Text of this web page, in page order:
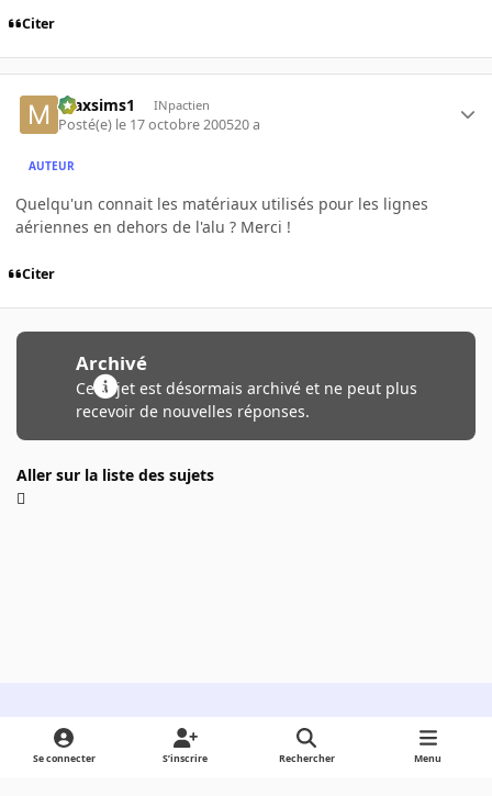
Citer
maxsims1 INpactien
Posté(e) le 17 octobre 200520 a
AUTEUR
Quelqu'un connait les matériaux utilisés pour les lignes
aériennes en dehors de l'alu ? Merci !
Citer
Archivé
Ce sujet est désormais archivé et ne peut plus
recevoir de nouvelles réponses.
Aller sur la liste des sujets
Light ModeDark ModeSystem Preference
Se connecter S’inscrire Rechercher Menu